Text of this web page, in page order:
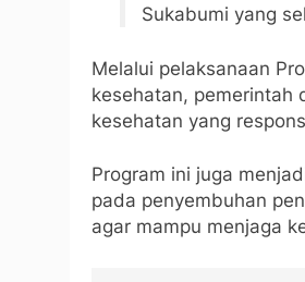
Sukabumi yang
Melalui pelaksanaan
kesehatan, pemerintah
kesehatan yang
Program ini juga
pada penyembuhan
agar mampu menjaga